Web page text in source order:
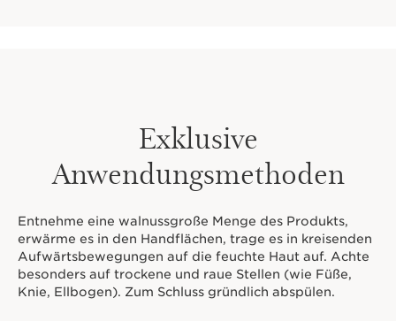
Exklusive
Anwendungsmethoden
Entnehme eine walnussgroße Menge des Produkts,
erwärme es in den Handflächen, trage es in kreisenden
Aufwärtsbewegungen auf die feuchte Haut auf. Achte
besonders auf trockene und raue Stellen (wie Füße,
Knie, Ellbogen). Zum Schluss gründlich abspülen.